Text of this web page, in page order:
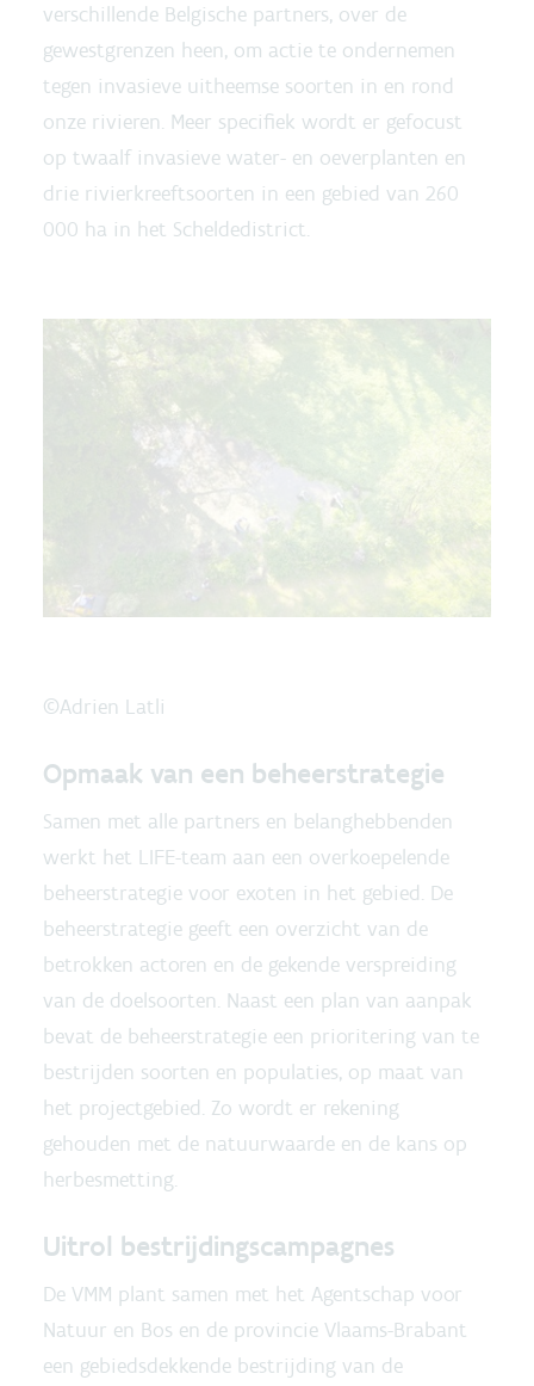
verschillende Belgische partners, over de
gewestgrenzen heen, om actie te ondernemen
tegen invasieve uitheemse soorten in en rond
onze rivieren. Meer specifiek wordt er gefocust
op twaalf invasieve water- en oeverplanten en
drie rivierkreeftsoorten in een gebied van 260
000 ha in het Scheldedistrict.
©Adrien Latli
Opmaak van een beheerstrategie
Samen met alle partners en belanghebbenden
werkt het LIFE-team aan een overkoepelende
beheerstrategie voor exoten in het gebied. De
beheerstrategie geeft een overzicht van de
betrokken actoren en de gekende verspreiding
van de doelsoorten. Naast een plan van aanpak
bevat de beheerstrategie een prioritering van te
bestrijden soorten en populaties, op maat van
het projectgebied. Zo wordt er rekening
gehouden met de natuurwaarde en de kans op
herbesmetting.
Uitrol bestrijdingscampagnes
De VMM plant samen met het Agentschap voor
Natuur en Bos en de provincie Vlaams-Brabant
een gebiedsdekkende bestrijding van de